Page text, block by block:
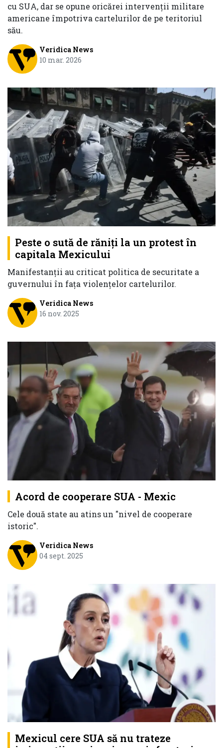
cu SUA, dar se opune oricărei intervenții militare
americane împotriva cartelurilor de pe teritoriul
său.
Veridica News
10 mar. 2026
Peste o sută de răniţi la un protest în
capitala Mexicului
Manifestanţii au criticat politica de securitate a
guvernului în fața violențelor cartelurilor.
Veridica News
16 nov. 2025
Acord de cooperare SUA - Mexic
Cele două state au atins un "nivel de cooperare
istoric".
Veridica News
04 sept. 2025
Mexicul cere SUA să nu trateze